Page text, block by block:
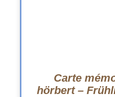
Carte
hörbert –